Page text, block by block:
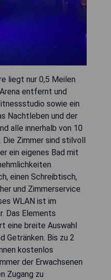
liegt nur 0,5 Meilen
entfernt und
sowie ein
Nachtleben und der
alle innerhalb von 10
Zimmer sind stilvoll
ein eigenes Bad mit
einen Schreibtisch,
und Zimmerservice
WLAN ist im
Das Elements
eine breite Auswahl
Getränken. Bis zu 2
kostenlos
der Erwachsenen
Zugang zu